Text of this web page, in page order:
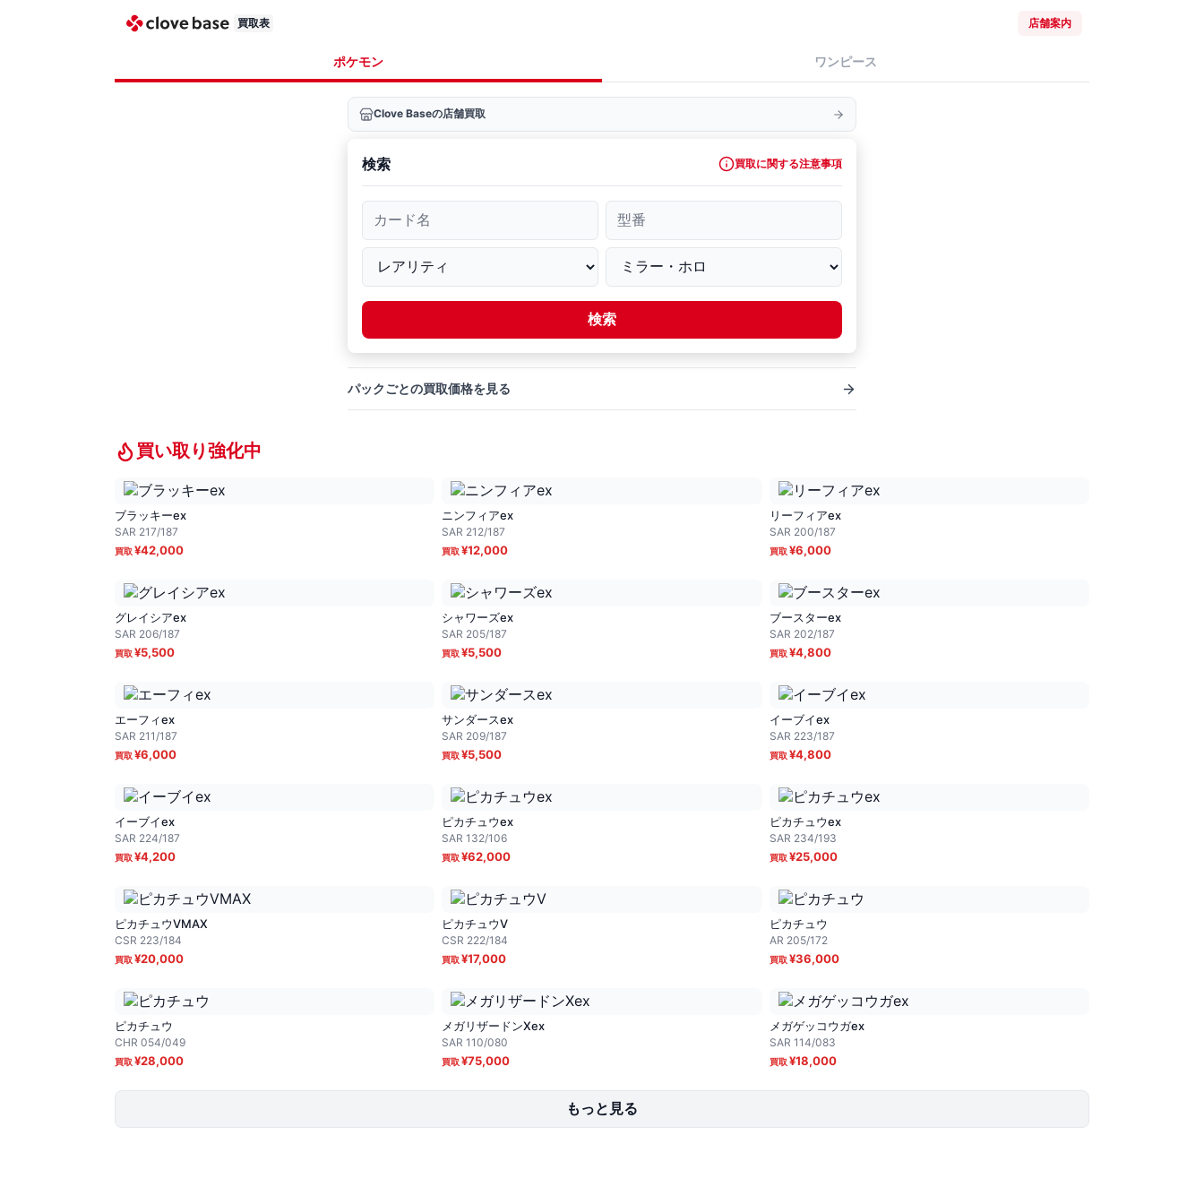
買取表 店舗案内
ポケモン ワンピース
Clove Baseの店舗買取
検索 買取に関する注意事項
カード名 型番
検索
パックごとの買取価格を見る
買い取り強化中
ブラッキーex
SAR 217/187
¥42,000
ニンフィアex
SAR 212/187
¥12,000
リーフィアex
SAR 200/187
¥6,000
グレイシアex
SAR 206/187
¥5,500
シャワーズex
SAR 205/187
¥5,500
ブースターex
SAR 202/187
¥4,800
エーフィex
SAR 211/187
¥6,000
サンダースex
SAR 209/187
¥5,500
イーブイex
SAR 223/187
¥4,800
イーブイex
SAR 224/187
¥4,200
ピカチュウex
SAR132/106
¥62,000
ピカチュウex
SAR 234/193
¥25,000
ピカチュウVMAX
CSR 223/184
¥20,000
ピカチュウV
CSR 222/184
¥17,000
ピカチュウ
AR 205/172
¥36,000
ピカチュウ
CHR 054/049
¥28,000
メガリザードンXex
SAR110/080
¥75,000
メガゲッコウガex
SAR 114/083
¥18,000
もっと見る